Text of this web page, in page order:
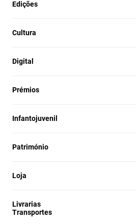
Edições
Cultura
Digital
Prémios
Infantojuvenil
Património
Loja
Livrarias
Transportes